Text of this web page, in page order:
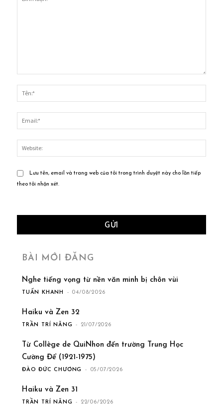
luận:
Lưu tên, email và trang web của tôi trong trình duyệt này cho lần tiếp
theo tôi nhận xét.
BÀI MỚI ĐĂNG
Nghe tiếng vọng từ nền văn minh bị chôn vùi
TUẤN KHANH - 04/08/2026
Haiku và Zen 32
TRẦN TRÍ NĂNG - 21/07/2026
Từ Collège de QuiNhon đến trường Trung Học
Cường Để (1921-1975)
ĐÀO ĐỨC CHƯƠNG - 05/07/2026
Haiku và Zen 31
TRẦN TRÍ NĂNG - 22/06/2026